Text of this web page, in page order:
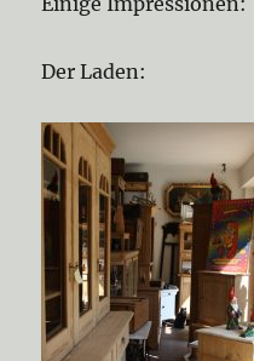
Der Laden: